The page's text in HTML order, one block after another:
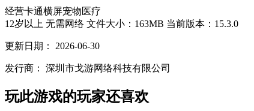
经营卡通横屏宠物医疗
12岁以上 无需网络 文件大小：163MB 当前版本：15.3.0
更新日期： 2026-06-30
发行商： 深圳市戈游网络科技有限公司
玩此游戏的玩家还喜欢